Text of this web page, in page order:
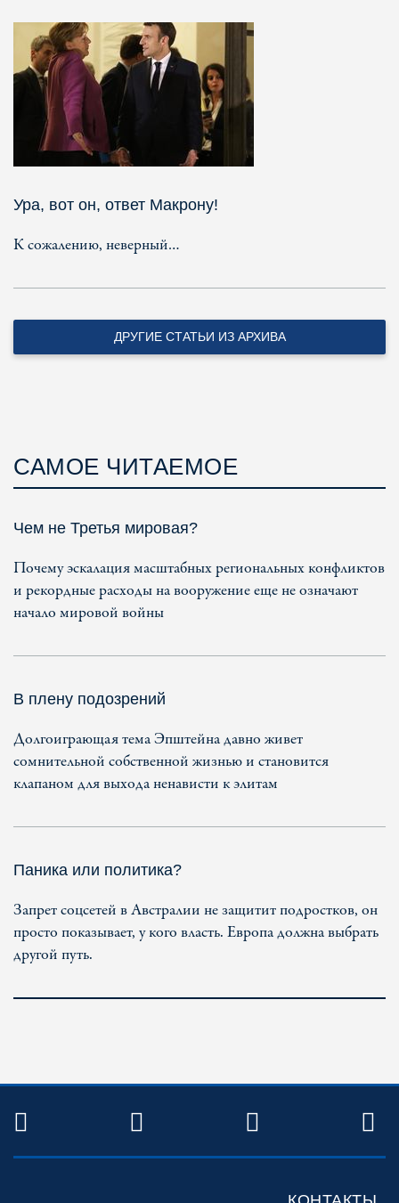
Ура, вот он, ответ Макрону!
К сожалению, неверный…
ДРУГИЕ СТАТЬИ ИЗ АРХИВА
САМОЕ ЧИТАЕМОЕ
Чем не Третья мировая?
Почему эскалация масштабных региональных конфликтов
и рекордные расходы на вооружение еще не означают
начало мировой войны
В плену подозрений
Долгоиграющая тема Эпштейна давно живет
сомнительной собственной жизнью и становится
клапаном для выхода ненависти к элитам
Паника или политика?
Запрет соцсетей в Австралии не защитит подростков, он
просто показывает, у кого власть. Европа должна выбрать
другой путь.
TWITTER FACEBOOKYOUTUBE